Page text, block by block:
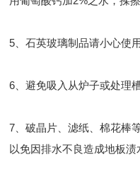
5、石英玻璃制品请小心使
6、避免吸入从炉子或处理
7、破晶片、滤纸、棉花棒
以免因排水不良造成地板渍